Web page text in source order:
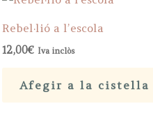
Rebel·lió a l’escola
12,00€ Iva inclòs
Afegir a la cistella